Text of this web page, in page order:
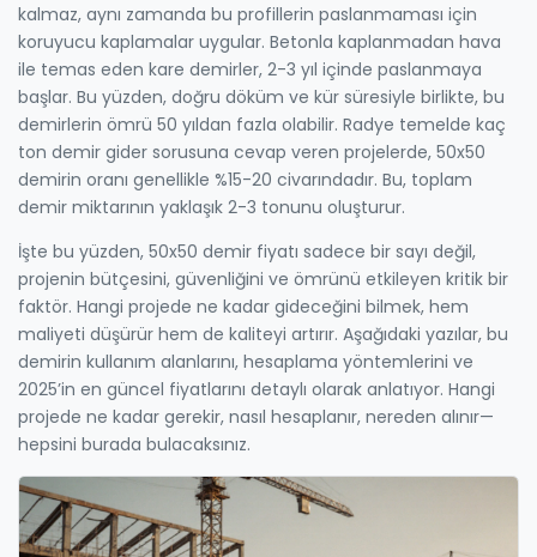
kalmaz, aynı zamanda bu profillerin paslanmaması için
koruyucu kaplamalar uygular. Betonla kaplanmadan hava
ile temas eden kare demirler, 2-3 yıl içinde paslanmaya
başlar. Bu yüzden, doğru döküm ve kür süresiyle birlikte, bu
demirlerin ömrü 50 yıldan fazla olabilir. Radye temelde kaç
ton demir gider sorusuna cevap veren projelerde, 50x50
demirin oranı genellikle %15-20 civarındadır. Bu, toplam
demir miktarının yaklaşık 2-3 tonunu oluşturur.
İşte bu yüzden, 50x50 demir fiyatı sadece bir sayı değil,
projenin bütçesini, güvenliğini ve ömrünü etkileyen kritik bir
faktör. Hangi projede ne kadar gideceğini bilmek, hem
maliyeti düşürür hem de kaliteyi artırır. Aşağıdaki yazılar, bu
demirin kullanım alanlarını, hesaplama yöntemlerini ve
2025’in en güncel fiyatlarını detaylı olarak anlatıyor. Hangi
projede ne kadar gerekir, nasıl hesaplanır, nereden alınır—
hepsini burada bulacaksınız.